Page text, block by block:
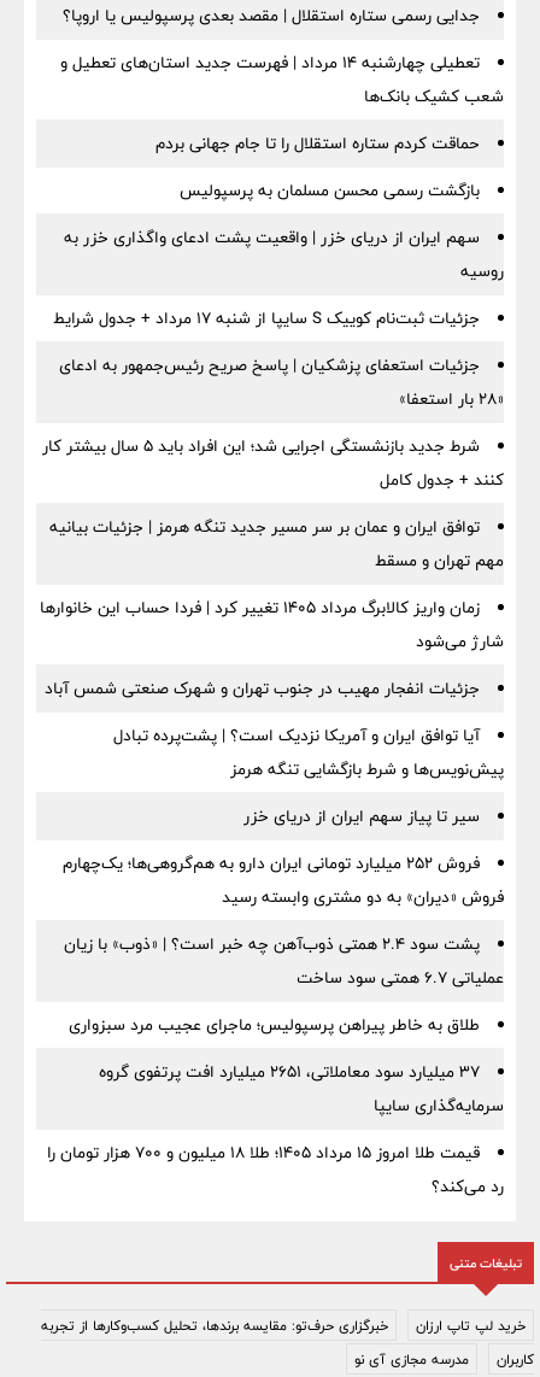
جدایی رسمی ستاره استقلال | مقصد بعدی پرسپولیس یا اروپا؟
تعطیلی چهارشنبه ۱۴ مرداد | فهرست جدید استان‌های تعطیل و
شعب کشیک بانک‌ها
حماقت کردم ستاره استقلال را تا جام جهانی بردم
بازگشت رسمی محسن مسلمان به پرسپولیس
سهم ایران از دریای خزر | واقعیت پشت ادعای واگذاری خزر به
روسیه
جزئیات ثبت‌نام کوییک S سایپا از شنبه ۱۷ مرداد + جدول شرایط
جزئیات استعفای پزشکیان | پاسخ صریح رئیس‌جمهور به ادعای
«۲۸ بار استعفا»
شرط جدید بازنشستگی اجرایی شد؛ این افراد باید ۵ سال بیشتر کار
کنند + جدول کامل
توافق ایران و عمان بر سر مسیر جدید تنگه هرمز | جزئیات بیانیه
مهم تهران و مسقط
زمان واریز کالابرگ مرداد ۱۴۰۵ تغییر کرد | فردا حساب این خانوارها
شارژ می‌شود
جزئیات انفجار مهیب در جنوب تهران و شهرک صنعتی شمس آباد
آیا توافق ایران و آمریکا نزدیک است؟ | پشت‌پرده تبادل
پیش‌نویس‌ها و شرط بازگشایی تنگه هرمز
سیر تا پیاز سهم ایران از دریای خزر
فروش ۲۵۲ میلیارد تومانی ایران دارو به هم‌گروهی‌ها؛ یک‌چهارم
فروش «دیران» به دو مشتری وابسته رسید
پشت سود ۲.۴ همتی ذوب‌آهن چه خبر است؟ | «ذوب» با زیان
عملیاتی ۶.۷ همتی سود ساخت
طلاق به خاطر پیراهن پرسپولیس؛ ماجرای عجیب مرد سبزواری
۳۷ میلیارد سود معاملاتی، ۲۶۵۱ میلیارد افت پرتفوی گروه
سرمایه‌گذاری سایپا
قیمت طلا امروز ۱۵ مرداد ۱۴۰۵؛ طلا ۱۸ میلیون و ۷۰۰ هزار تومان را
رد می‌کند؟
تبلیغات متنی
خرید لپ تاپ ارزان
خبرگزاری حرف‌تو: مقایسه برندها، تحلیل کسب‌وکارها از تجربه
کاربران
مدرسه مجازی آی نو